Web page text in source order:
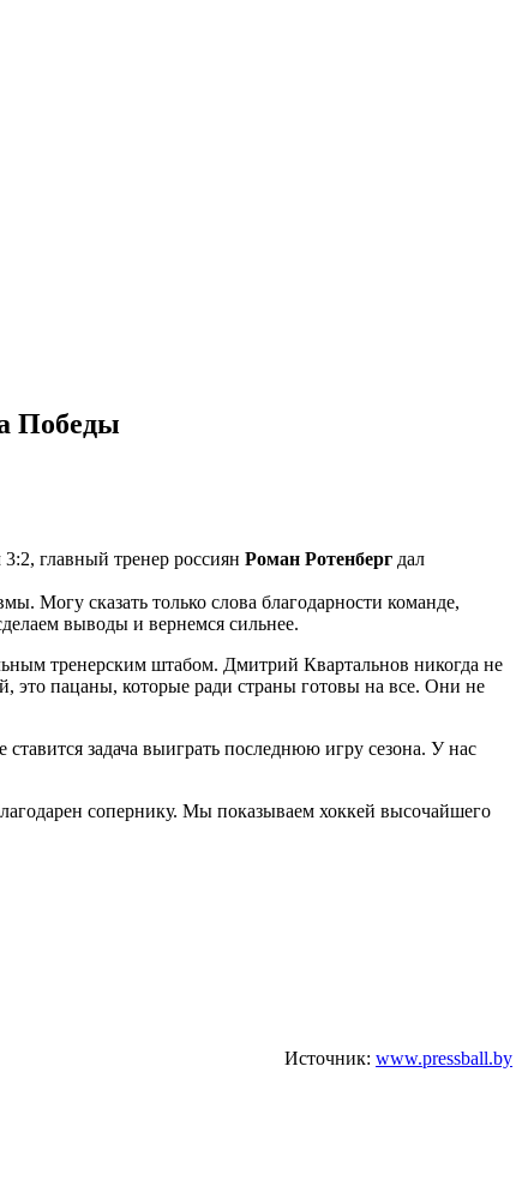
Победы
главный тренер россиян Роман Ротенберг дал
Могу сказать только слова благодарности команде,
выводы и вернемся сильнее.
тренерским штабом. Дмитрий Квартальнов никогда не
это пацаны, которые ради страны готовы на все. Они не
задача выиграть последнюю игру сезона. У нас
сопернику. Мы показываем хоккей высочайшего
Источник: www.pressball.by